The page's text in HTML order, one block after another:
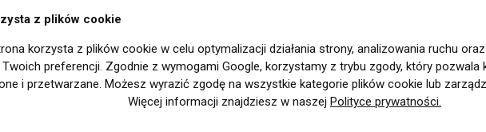
z plików cookie
korzysta z plików cookie w celu optymalizacji działania strony, analizowania ruchu
preferencji. Zgodnie z wymogami Google, korzystamy z trybu zgody, który pozwala
i przetwarzane. Możesz wyrazić zgodę na wszystkie kategorie plików cookie lub
Więcej informacji znajdziesz w naszej Polityce prywatności.